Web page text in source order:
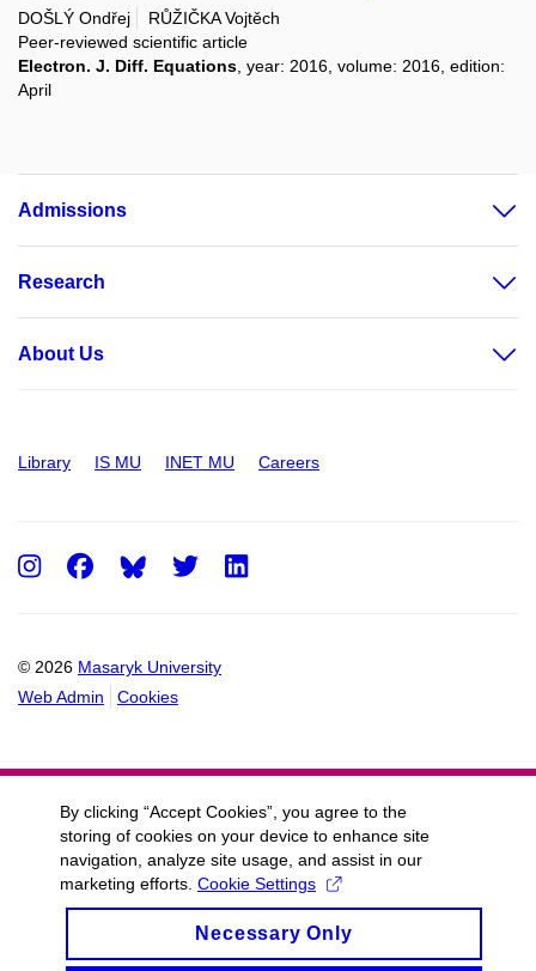
DOŠLÝ Ondřej
RŮŽIČKA Vojtěch
Peer-reviewed scientific article
Electron. J. Diff. Equations , year: 2016, volume: 2016, edition:
April
Admissions
Research
About Us
Library IS MU INET MU Careers
© 2026 Masaryk University
Web Admin
Cookies
Instagram
FacebookTwitter
By clicking “Accept Cookies”, you agree to the
storing of cookies on your device to enhance site
navigation, analyze site usage, and assist in our
marketing efforts. Cookie Settings
Necessary Only